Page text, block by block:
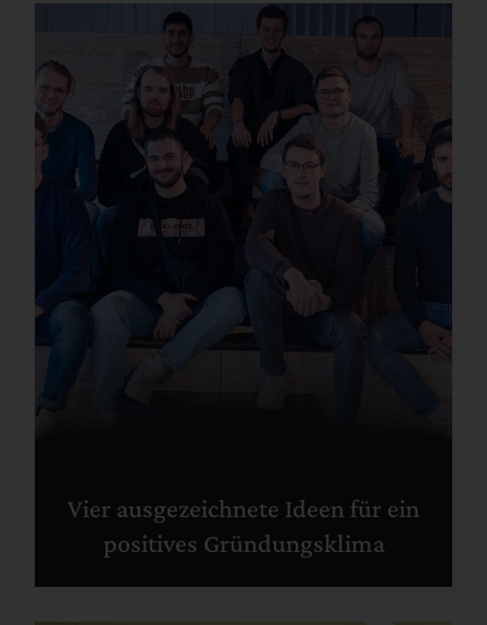
Vier ausgezeichnete Ideen für ein
positives Gründungsklima